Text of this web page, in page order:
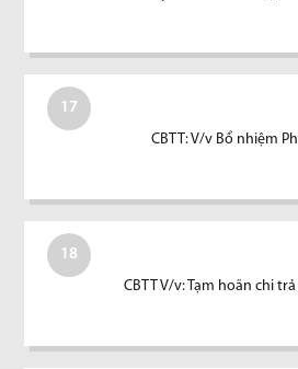
17
CBTT: V/v Bổ nhiệm
18
CBTT V/v: Tạm hoãn chi